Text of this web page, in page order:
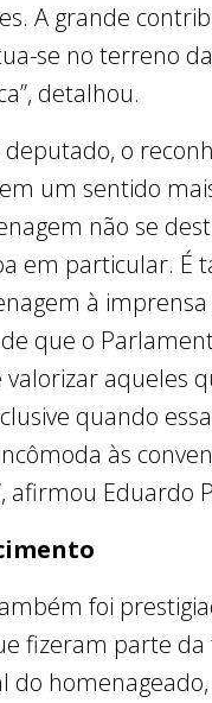
A grande
se no terreno
detalhou.
deputado, o
um sentido
não se
em particular. É
à imprensa
que o
aqueles
quando
às
afirmou Eduardo
foi
fizeram parte
do